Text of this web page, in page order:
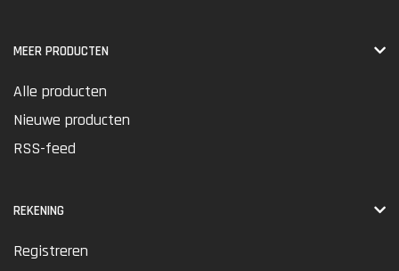
MEER PRODUCTEN
Alle producten
Nieuwe producten
RSS-feed
REKENING
Registreren